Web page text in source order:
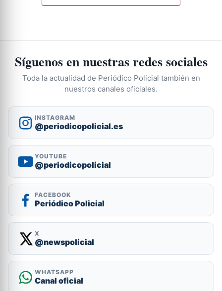
Síguenos en nuestras redes sociales
Toda la actualidad de Periódico Policial también en
nuestros canales oficiales.
INSTAGRAM
@periodicopolicial.es
YOUTUBE
@periodicopolicial
FACEBOOK
Periódico Policial
X
@newspolicial
WHATSAPP
Canal oficial